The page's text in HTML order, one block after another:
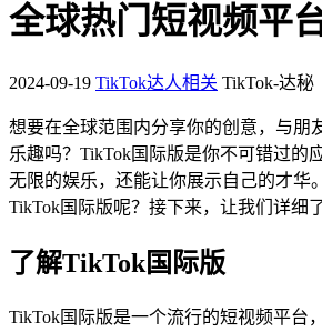
全球热门短视频平
2024-09-19 TikTok达人相关 TikTok-达秘
想要在全球范围内分享你的创意，与朋
乐趣吗？TikTok国际版是你不可错过的
无限的娱乐，还能让你展示自己的才华
TikTok国际版呢？接下来，让我们详细
了解TikTok国际版
TikTok国际版是一个流行的短视频平台